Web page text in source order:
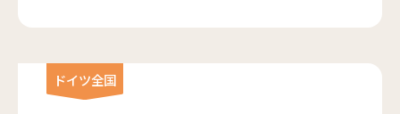
ドイツ全国